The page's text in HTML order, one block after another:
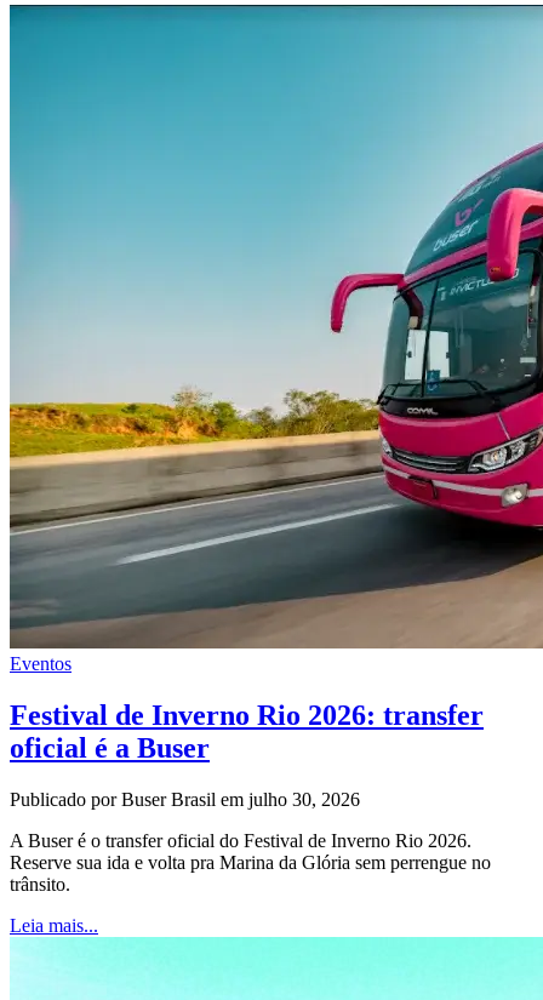
Eventos
Festival de Inverno Rio 2026: transfer
oficial é a Buser
Publicado por Buser Brasil em julho 30, 2026
A Buser é o transfer oficial do Festival de Inverno Rio 2026.
Reserve sua ida e volta pra Marina da Glória sem perrengue no
trânsito.
Leia mais...